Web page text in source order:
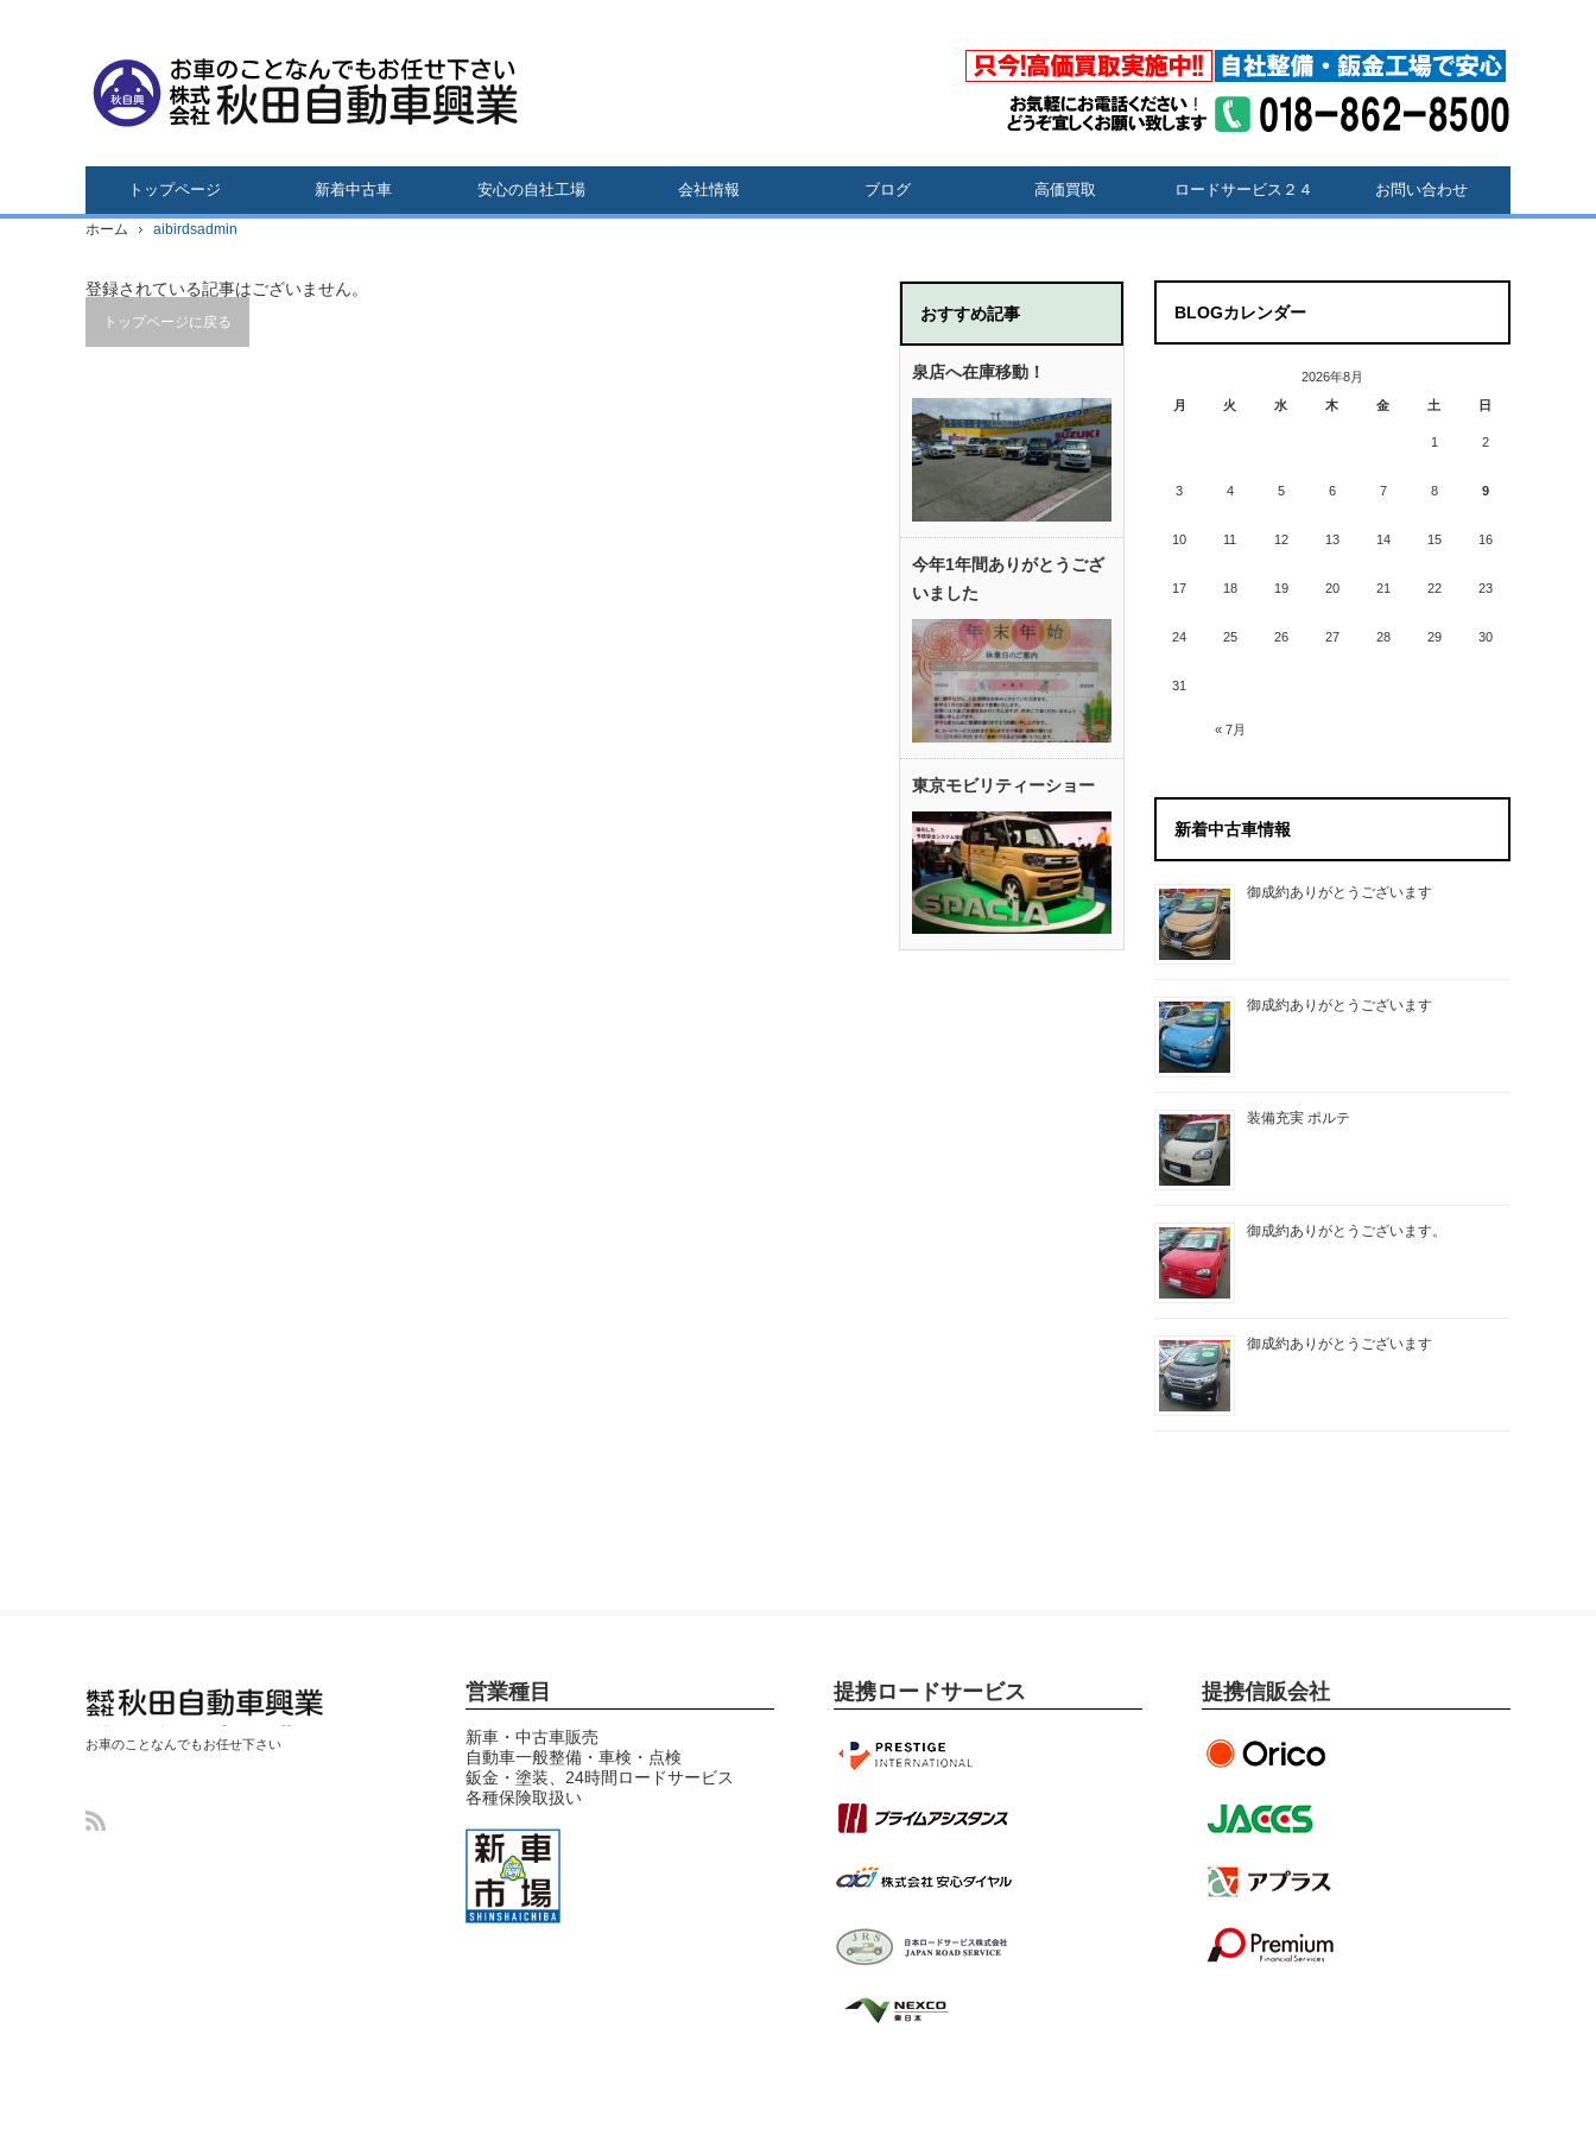
トップページ 新着中古車 安心の自社工場 会社情報 ブログ 高価買取 ロードサービス２４ お問い合わせ
ホーム aibirdsadmin
登録されている記事はございません。
トップページに戻る おすすめ記事
泉店へ在庫移動！
今年1年間ありがとうござ
いました
東京モビリティーショー
BLOGカレンダー
2026年8月
月
火 水 木 金 土 日
« 7月
1 2
3 4 5 6 7 8 9
10 11 12 13 14 15 16
17 18 19 20 21 22 23
24 25 26 27 28 29 30
31
新着中古車情報
御成約ありがとうございます
御成約ありがとうございます
装備充実 ポルテ
御成約ありがとうございます。
御成約ありがとうございます
営業種目
新車・中古車販売
自動車一般整備・車検・点検
鈑金・塗装、24時間ロードサービス
各種保険取扱い
提携ロードサービス
ョナル提携
携
提携信販会社
ション提携
秋田自動車興業
鈑金塗装修理)
お車のことなんでもお任せ下さい